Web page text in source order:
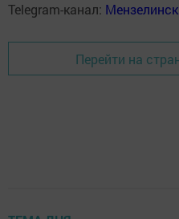
Telegram-канал:
Перейти на